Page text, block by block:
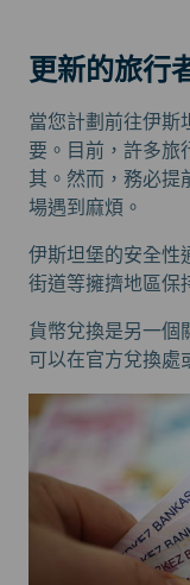
更新的旅行
當您計劃前往伊斯
要。目前，許多旅
其。然而，務必提
場遇到麻煩。
伊斯坦堡的安全性
街道等擁擠地區保
貨幣兌換是另一個
可以在官方兌換處